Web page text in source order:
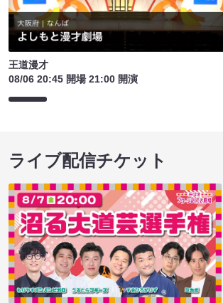
王道漫才
08/06 20:45 開場 21:00 開演
ライブ配信チケット